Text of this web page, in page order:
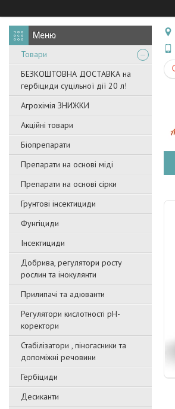
Товари
БЕЗКОШТОВНА ДОСТАВКА на
гербіциди суцільної дії 20 л!
Агрохімія ЗНИЖКИ
Акційні товари
Біопрепарати
Препарати на основі міді
Препарати на основі сірки
Грунтові інсектициди
Фунгіциди
Інсектициди
Добрива, регулятори росту
рослин та інокулянти
Прилипачі та адюванти
Регулятори кислотності pН-
коректори
Стабілізатори , піногасники та
допоміжні речовини
Гербіциди
Десиканти